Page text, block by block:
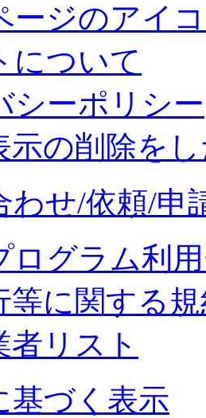
ージのアイ
について
シーポリシー
示の削除を
わせ/依頼/申
ログラム利
等に関する
者リスト
基づく表示